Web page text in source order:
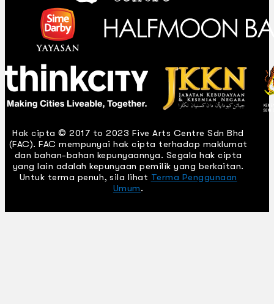
Hak cipta © 2017 to 2023 Five Arts Centre Sdn Bhd
(FAC). FAC mempunyai hak cipta terhadap maklumat
dan bahan-bahan kepunyaannya. Segala hak cipta
yang lain adalah kepunyaan pemilik yang berkaitan.
Untuk terma penuh, sila lihat Terma Penggunaan
Umum.